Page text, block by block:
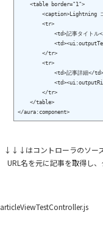
    <table border="1">
<caption>Lightning
        <tr>
<td>記事タイトル
        </tr>
        <tr>
            <td>記事詳細</td>
        </tr>
    </table>
↓↓↓はコントローラのソース
URL名を元に記事を取得し、
articleViewTestController.js